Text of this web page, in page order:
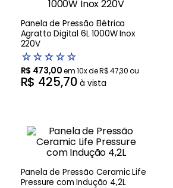
Panela de Pressão Elétrica
Agratto Digital 6L 1000W Inox
220V
☆☆☆☆☆
R$ 473,00em10x deR$47,30ou
R$ 425,70 à vista
Panela de Pressão Ceramic Life
Pressure com Indução 4,2L